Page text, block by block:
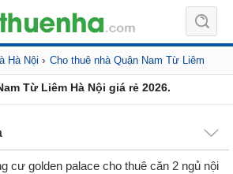
Hà Nội › Cho thuê nhà Quận Nam Từ Liêm
Từ Liêm Hà Nội giá rẻ 2026.
cư golden palace cho thuê căn 2 ngủ nội